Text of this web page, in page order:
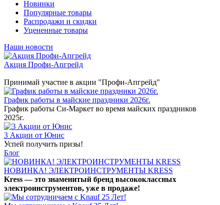
Новинки
Популярные товары
Распродажи и скидки
Уцененные товары
Наши новости
Акция Профи-Апгрейд
Принимай участие в акции "Профи-Апгрейд"
График работы в майские праздники 2026г.
График работы Си-Маркет во время майских праздников
2025г.
3 Акции от Юнис
Успей получить призы!
Блог
НОВИНКА! ЭЛЕКТРОИНСТРУМЕНТЫ KRESS
Kress — это знаменитый бренд высококлассных
электроинструментов, уже в продаже!